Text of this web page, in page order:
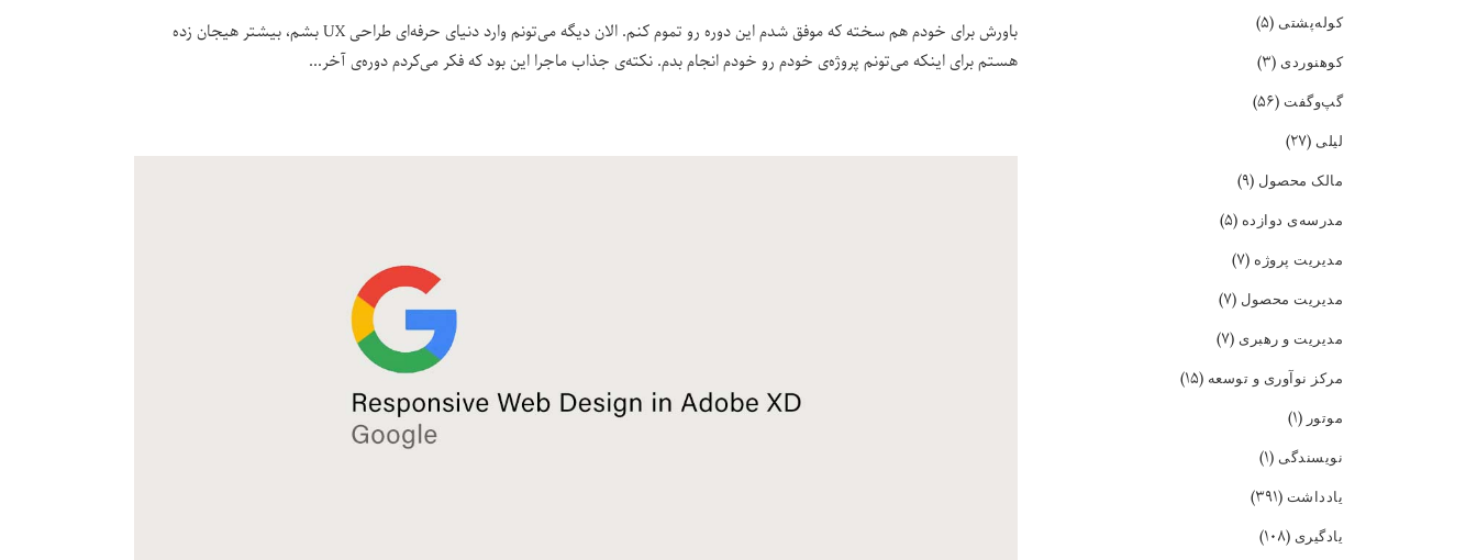
باورش برای خودم هم سخته که موفق شدم این دوره رو تموم کنم. الان دیگه می‌تونم وارد دنیای حرفه‌ای طراحی UX بشم، بیشتر هیجان زده
هستم برای اینکه می‌تونم پروژه‌ی خودم رو خودم انجام بدم. نکته‌ی جذاب ماجرا این بود که فکر می‌کردم دوره‌ی آخر
کوله‌پشتی (۵)
کوهنوردی (۳)
گپ‌و‌گفت (۵۶)
لیلی (۲۷)
مالک محصول (۹)
مدرسه‌ی دوازده (۵)
مدیریت پروژه (۷)
مدیریت محصول (۷)
مدیریت و رهبری (۷)
مرکز نوآوری و توسعه (۱۵)
موتور(۱)
نویسندگی (۱)
یادداشت (۳۹۱)
یادگیری (۱۰۸)